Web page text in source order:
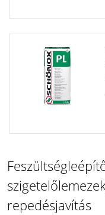
repedésjavítás